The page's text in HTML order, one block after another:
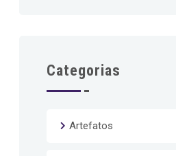
Categorias
Artefatos